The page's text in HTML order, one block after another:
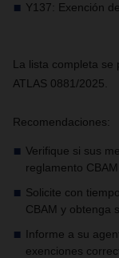
Y137: Exención
La lista completa se
ATLAS 0881/2025.
Recomendaciones:
Verifique si sus
reglamento CBAM.
Solicite con
CBAM y obtenga
Informe a su
exenciones